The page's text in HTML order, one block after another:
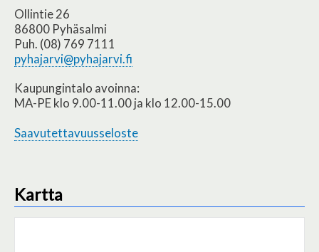
Ollintie 26
86800 Pyhäsalmi
Puh. (08) 769 7111
pyhajarvi@pyhajarvi.fi
Kaupungintalo avoinna:
MA-PE klo 9.00-11.00 ja klo 12.00-15.00
Saavutettavuusseloste
Kartta